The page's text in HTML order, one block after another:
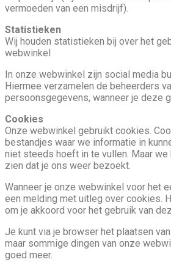
vermoeden van een misdrijf).
Statistieken
Wij houden statistieken bij over het
webwinkel
In onze webwinkel zijn social media
Hiermee verzamelen de beheerders
persoonsgegevens, wanneer je deze
Cookies
Onze webwinkel gebruikt cookies.
bestandjes waar we informatie in
niet steeds hoeft in te vullen. Maar we
zien dat je ons weer bezoekt.
Wanneer je onze webwinkel voor het
een melding met uitleg over cookies.
om je akkoord voor het gebruik van
Je kunt via je browser het plaatsen
maar sommige dingen van onze
goed meer.